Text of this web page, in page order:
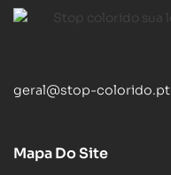
geral@stop-colorido.pt
Mapa Do Site